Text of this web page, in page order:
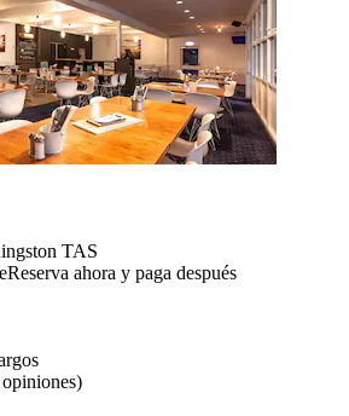
TAS
Reserva ahora y paga después